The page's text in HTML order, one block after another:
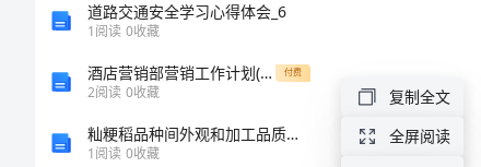
道路交通安全学习心得体会_6
1阅读 0收藏
酒店营销部营销工作计划(2篇) 付费
2阅读 0收藏
籼粳稻品种间外观和加工品质性状的QTL定位和Chalk2的精细定位
1阅读 0收藏
复制全文
全屏阅读